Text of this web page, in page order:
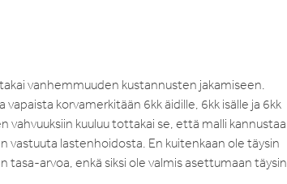
vanhemmuuden kustannusten jakamiseen.
korvamerkitään 6kk äidille, 6kk isälle ja 6kk
vahvuuksiin kuuluu tottakai se, että malli kannustaa
lastenhoidosta. En kuitenkaan ole täysin
arvoa, enkä siksi ole valmis asettumaan täysin